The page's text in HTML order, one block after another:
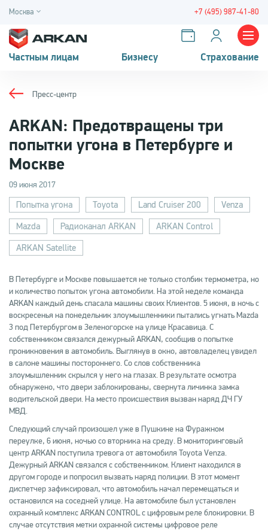
Москва +7 (495) 987-41-80
Частным лицам Бизнесу Страхование
Пресс-центр
ARKAN: Предотвращены три
попытки угона в Петербурге и
Москве
09 июня 2017
Попытка угона Toyota Land Cruiser 200
Venza
Mazda
Радиоканал ARKAN
ARKAN Control
ARKAN Satellite
В Петербурге и Москве повышается не только столбик термометра, но
и количество попыток угона автомобили. На этой неделе команда
ARKAN каждый день спасала машины своих Клиентов. 5 июня, в ночь с
воскресенья на понедельник злоумышленники пытались угнать Mazda
3 под Петербургом в Зеленогорске на улице Красавица. С
собственником связался дежурный ARKAN, сообщив о попытке
проникновения в автомобиль. Выглянув в окно, автовладелец увидел
в салоне машины постороннего. Со слов собственника
злоумышленник скрылся у него на глазах. В результате осмотра
обнаружено, что двери заблокированы, свернута личинка замка
водительской двери. На место происшествия вызван наряд ДЧ ГУ
МВД.
Следующий случай произошел уже в Пушкине на Фуражном
переулке, 6 июня, ночью со вторника на среду. В мониторинговый
центр ARKAN поступила тревога от автомобиля Toyota Venza.
Дежурный ARKAN cвязался с собственником. Клиент находился в
другом городе и попросил вызвать наряд полиции. В этот момент
диспетчер зафиксировал, что автомобиль начал перемещаться и
остановился на соседней улице. На автомобиле был установлен
охранный комплекс ARKAN CONTROL с цифровым реле блокировки. В
случае отсутствия метки охранной системы цифровое реле